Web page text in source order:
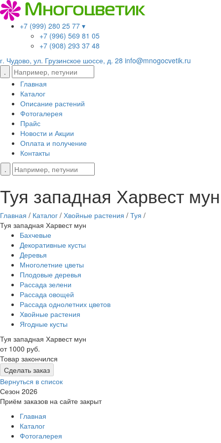
+7 (999) 280 25 77 ▾
+7 (996) 569 81 05
+7 (908) 293 37 48
г. Чудово, ул. Грузинское шоссе, д. 28 info@mnogocvetik.ru
Главная
Каталог
Описание растений
Фотогалерея
Прайс
Новости и Акции
Оплата и получение
Контакты
Туя западная Харвест мун
Главная / Каталог / Хвойные растения / Туя /
Туя западная Харвест мун
Бахчевые
Декоративные кусты
Деревья
Многолетние цветы
Плодовые деревья
Рассада зелени
Рассада овощей
Рассада однолетних цветов
Хвойные растения
Ягодные кусты
Туя западная Харвест мун
от 1000 руб.
Товар закончился
Сделать заказ
Вернуться в список
Сезон 2026
Приём заказов на сайте закрыт
Главная
Каталог
Фотогалерея